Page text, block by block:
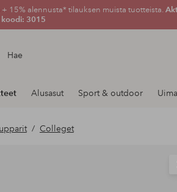
15% alennusta* tilauksen muista tuotteista.
koodi: 3015
Hae
Alusasut Sport & outdoor
Colleget